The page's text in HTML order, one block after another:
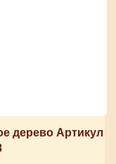
дерево Артикул